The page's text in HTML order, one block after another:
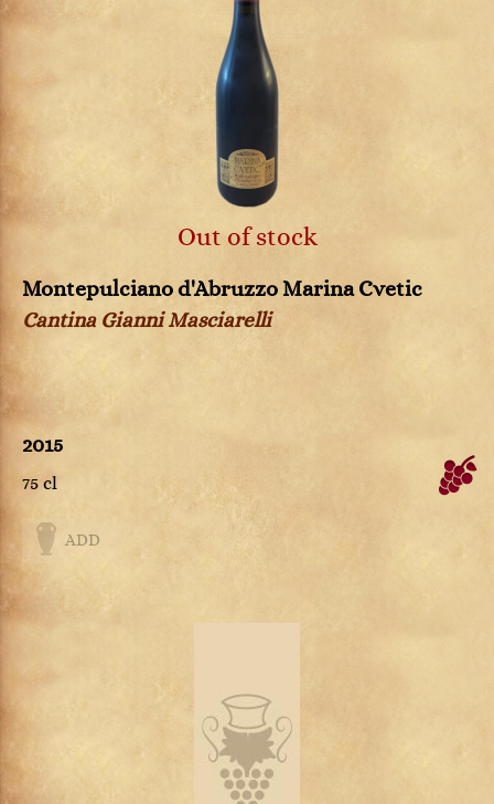
Out of stock
Montepulciano d'Abruzzo Marina Cvetic
Cantina Gianni Masciarelli
2015
75 cl
ADD